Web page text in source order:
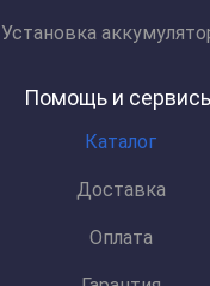
Установка
Помощь и
Каталог
Доставка
Оплата